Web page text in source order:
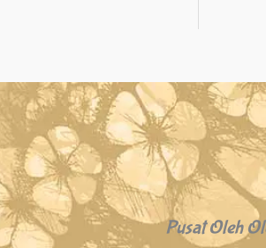
Pusat Oleh